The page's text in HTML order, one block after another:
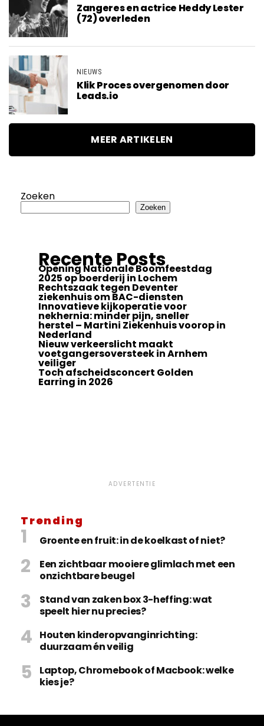
Zangeres en actrice Heddy Lester
(72) overleden
NIEUWS
Klik Proces overgenomen door
Leads.io
MEER ARTIKELEN
Zoeken
Zoeken
Recente Posts
Opening Nationale Boomfeestdag
2025 op boerderij in Lochem
Rechtszaak tegen Deventer
ziekenhuis om BAC-diensten
Innovatieve kijkoperatie voor
nekhernia: minder pijn, sneller
herstel – Martini Ziekenhuis voorop in
Nederland
Nieuw verkeerslicht maakt
voetgangersoversteek in Arnhem
veiliger
Toch afscheidsconcert Golden
Earring in 2026
ADVERTENTIE
Trending
Groente en fruit: in de koelkast of niet?
Een zichtbaar mooiere glimlach met een
onzichtbare beugel
Stand van zaken box 3-heffing: wat
speelt hier nu precies?
Houten kinderopvanginrichting:
duurzaam én veilig
Laptop, Chromebook of Macbook: welke
kies je?